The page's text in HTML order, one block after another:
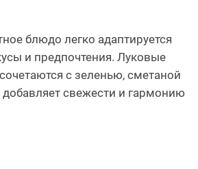
блюдо легко адаптируется
и предпочтения. Луковые
с зеленью, сметаной
добавляет свежести и гармонию